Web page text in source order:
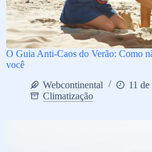
O Guia Anti-Caos do Verão: Como
você
Webcontinental
11
Climatização